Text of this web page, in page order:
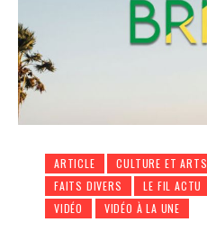
ARTICLE CULTURE ET ARTS
FAITS DIVERS
LE FIL ACTU
VIDÉO
VIDÉO À LA UNE